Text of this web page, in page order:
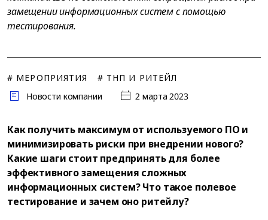
замещении информационных систем с помощью
тестирования.
# МЕРОПРИЯТИЯ
# ТНП И РИТЕЙЛ
Новости компании
2 марта 2023
Как получить максимум от используемого ПО и
минимизировать риски при внедрении нового?
Какие шаги стоит предпринять для более
эффективного замещения сложных
информационных систем? Что такое полевое
тестирование и зачем оно ритейлу?